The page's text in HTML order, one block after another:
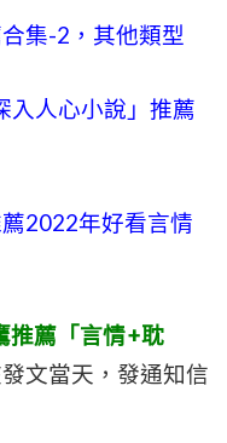
集-2，其他類型
入人心小說」推薦
2022年好看言情
推薦「言情+耽
文當天，發通知信